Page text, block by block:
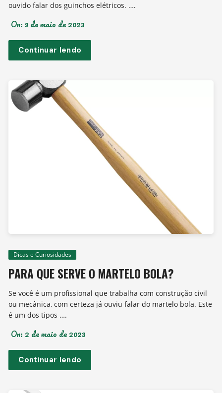
ouvido falar dos guinchos elétricos. ….
On:9 de maio de 2023
Continuar lendo
Dicas e Curiosidades
PARA QUE SERVE O MARTELO BOLA?
Se você é um profissional que trabalha com construção civil
ou mecânica, com certeza já ouviu falar do martelo bola. Este
é um dos tipos ….
On: 2 de maio de 2023
Continuar lendo